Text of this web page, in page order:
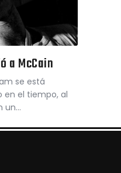
a McCain
se está
en el tiempo, al
un…